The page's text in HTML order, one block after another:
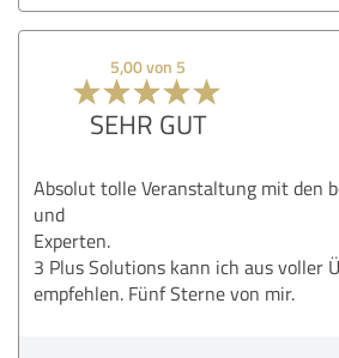
5,00 von 5
SEHR GUT
Absolut tolle Veranstaltung mit den
und
Experten.
3 Plus Solutions kann ich aus voller
empfehlen. Fünf Sterne von mir.